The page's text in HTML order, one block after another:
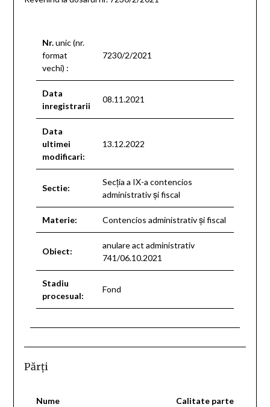
Nr. unic (nr.
format
vechi) :
7230/2/2021
Data
inregistrarii
08.11.2021
Data
ultimei
modificari:
13.12.2022
Sectie:
Secţia a IX-a contencios
administrativ şi fiscal
Materie: Contencios administrativ şi fiscal
Obiect:
anulare act administrativ
741/06.10.2021
Stadiu
procesual:
Fond
Părţi
Nume Calitate parte